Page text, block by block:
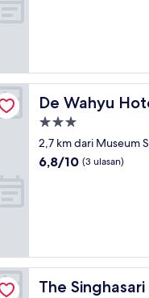
De Wahyu
De Wahyu Hotel
Properti
bintang
3.0
2,7 km dari Museum
6.8
6,8/10 (3 ulasan)
The
The Singhasari